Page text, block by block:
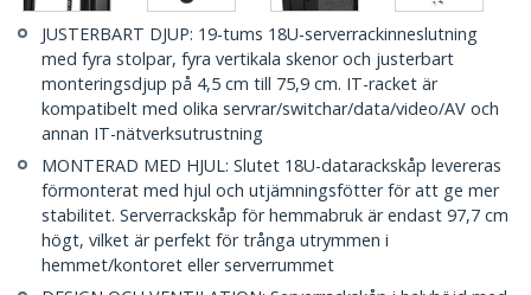
JUSTERBART DJUP: 19-tums 18U-serverrackinneslutning
med fyra stolpar, fyra vertikala skenor och justerbart
monteringsdjup på 4,5 cm till 75,9 cm. IT-racket är
kompatibelt med olika servrar/switchar/data/video/AV och
annan IT-nätverksutrustning
MONTERAD MED HJUL: Slutet 18U-datarackskåp levereras
förmonterat med hjul och utjämningsfötter för att ge mer
stabilitet. Serverrackskåp för hemmabruk är endast 97,7 cm
högt, vilket är perfekt för trånga utrymmen i
hemmet/kontoret eller serverrummet